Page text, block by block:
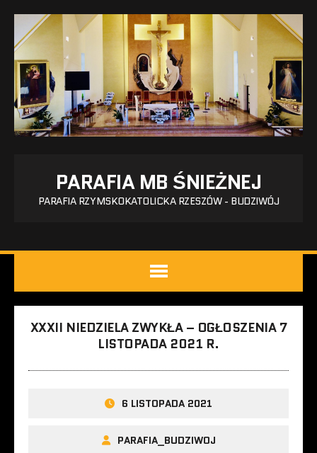
PARAFIA MB ŚNIEŻNEJ
PARAFIA RZYMSKOKATOLICKA RZESZÓW - BUDZIWÓJ
XXXII NIEDZIELA ZWYKŁA – OGŁOSZENIA 7
LISTOPADA 2021 R.
6 LISTOPADA 2021
PARAFIA_BUDZIWOJ